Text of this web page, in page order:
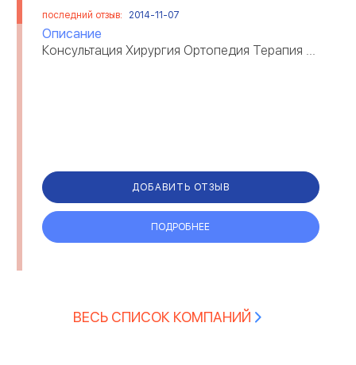
последний отзыв: 2014-11-07
Описание
Консультация Хирургия Ортопедия Терапия ...
ДОБАВИТЬ ОТЗЫВ
ПОДРОБНЕЕ
ВЕСЬ СПИСОК КОМПАНИЙ